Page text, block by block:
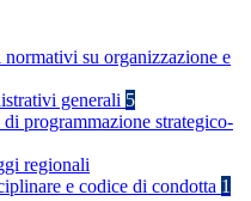
su organizzazione e
generali 5
programmazione strategico-
regionali
e codice di condotta 1